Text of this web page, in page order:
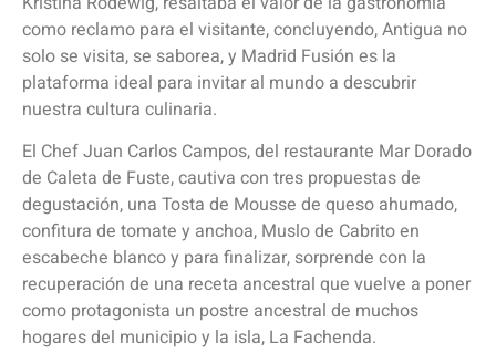
como reclamo para el visitante, concluyendo, Antigua no
solo se visita, se saborea, y Madrid Fusión es la
plataforma ideal para invitar al mundo a descubrir
nuestra cultura culinaria.
El Chef Juan Carlos Campos, del restaurante Mar Dorado
de Caleta de Fuste, cautiva con tres propuestas de
degustación, una Tosta de Mousse de queso ahumado,
confitura de tomate y anchoa, Muslo de Cabrito en
escabeche blanco y para finalizar, sorprende con la
recuperación de una receta ancestral que vuelve a poner
como protagonista un postre ancestral de muchos
hogares del municipio y la isla, La Fachenda.